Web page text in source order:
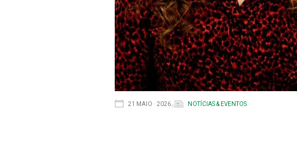
21 MAIO · 2026 NOTÍCIAS & EVENTOS